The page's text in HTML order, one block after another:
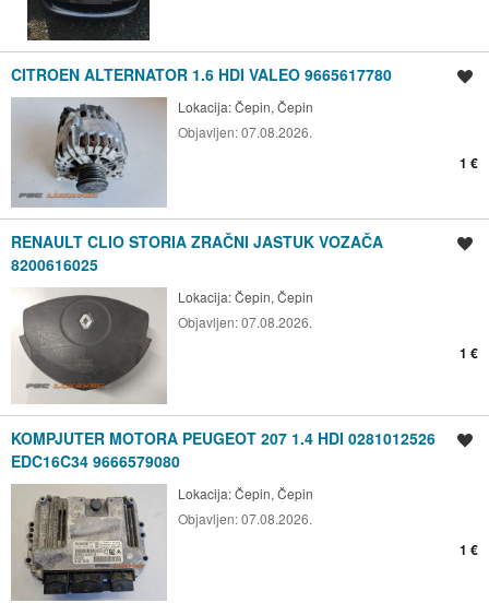
CITROEN ALTERNATOR 1.6 HDI VALEO 9665617780
Lokacija:Čepin, Čepin
Objavljen:07.08.2026.
1 €
RENAULT CLIO STORIA ZRAČNI JASTUK VOZAČA
8200616025
Lokacija:Čepin, Čepin
Objavljen:07.08.2026.
1 €
KOMPJUTER MOTORA PEUGEOT 207 1.4 HDI 0281012526
EDC16C34 9666579080
Lokacija:Čepin, Čepin
Objavljen:07.08.2026.
1 €